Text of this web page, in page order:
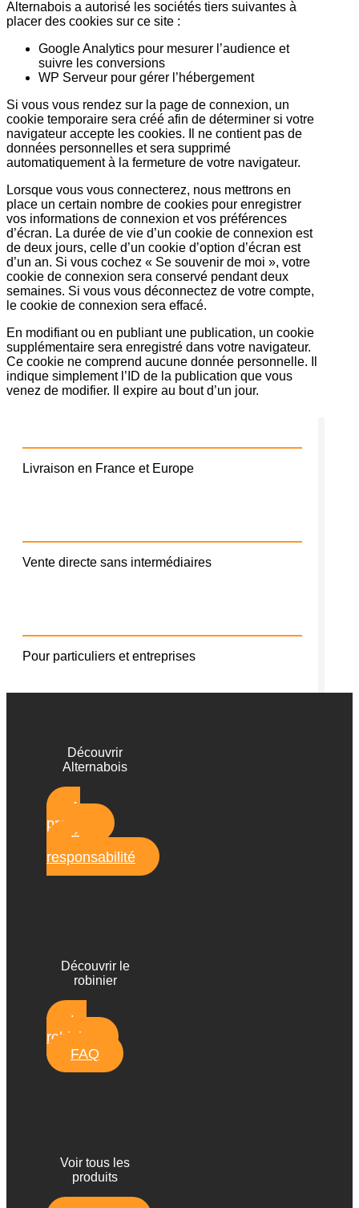
Alternabois a autorisé les sociétés tiers suivantes à
placer des cookies sur ce site :
Google Analytics pour mesurer l’audience et
suivre les conversions
WP Serveur pour gérer l’hébergement
Si vous vous rendez sur la page de connexion, un
cookie temporaire sera créé afin de déterminer si votre
navigateur accepte les cookies. Il ne contient pas de
données personnelles et sera supprimé
automatiquement à la fermeture de votre navigateur.
Lorsque vous vous connecterez, nous mettrons en
place un certain nombre de cookies pour enregistrer
vos informations de connexion et vos préférences
d’écran. La durée de vie d’un cookie de connexion est
de deux jours, celle d’un cookie d’option d’écran est
d’un an. Si vous cochez « Se souvenir de moi », votre
cookie de connexion sera conservé pendant deux
semaines. Si vous vous déconnectez de votre compte,
le cookie de connexion sera effacé.
En modifiant ou en publiant une publication, un cookie
supplémentaire sera enregistré dans votre navigateur.
Ce cookie ne comprend aucune donnée personnelle. Il
indique simplement l’ID de la publication que vous
venez de modifier. Il expire au bout d’un jour.
Livraison en France et Europe
Vente directe sans intermédiaires
Pour particuliers et entreprises
Découvrir
Alternabois
A
propos
Éco-
responsabilité
Découvrir le
robinier
Le
robinier
FAQ
Voir tous les
produits